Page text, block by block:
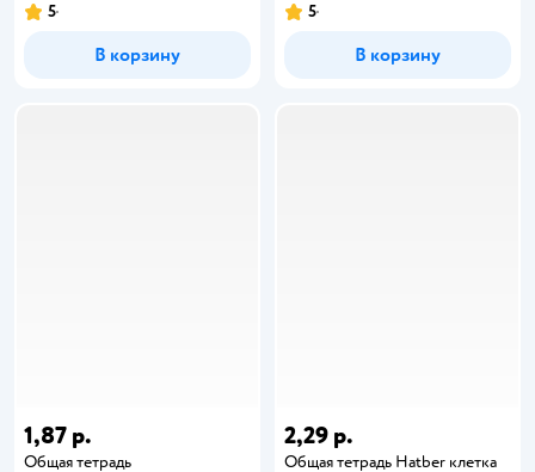
5
В корзину
5
В корзину
1,87 р.
Общая тетрадь
2,29 р.
Общая тетрадь Hatber клетка